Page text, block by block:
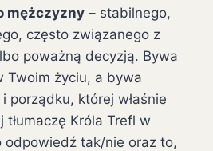
mężczyzny – stabilnego,
często związanego z
poważną decyzją. Bywa
Twoim życiu, a bywa
porządku, której właśnie
Króla Trefl w
odpowiedź tak/nie oraz to,